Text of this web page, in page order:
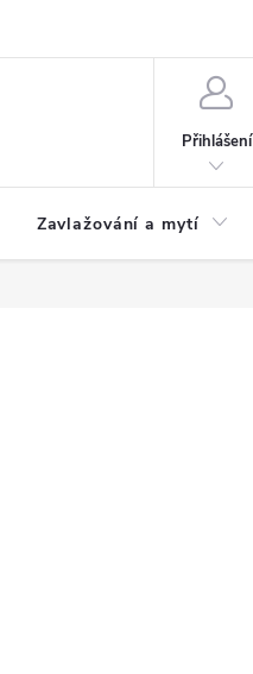
Přihlášení
Zavlažování a mytí